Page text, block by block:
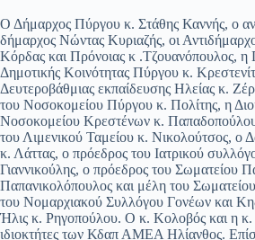
Ο Δήμαρχος Πύργου κ. Στάθης Καννής, ο
δήμαρχος Νώντας Κυριαζής, οι
Κόρδας και Πρόνοιας κ .Τζουανόπουλος, η
Δημοτικής Κοινότητας Πύργου κ.
Δευτεροβάθμιας εκπαίδευσης Ηλείας κ.
του Νοσοκομείου Πύργου κ. Πολίτης, η
Νοσοκομείου Κρεστένων κ.
του Λιμενικού Ταμείου κ. Νικολούτσος, ο
κ. Λάττας, ο πρόεδρος του Ιατρικού
Γιαννικούλης, ο πρόεδρος του Σωματείου
Παπανικολόπουλος και μέλη του
του Νομαρχιακού Συλλόγου Γονέων και
Ήλις κ. Ρηγοπούλου. Ο κ. Κολοβός και η κ.
ιδιοκτήτες των Κδαπ ΑΜΕΑ Ηλίανθος.